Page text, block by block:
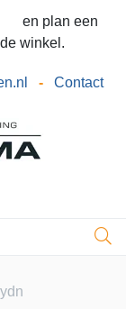
en plan een
winkel.
- Contact